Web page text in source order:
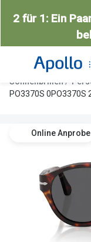
zum2 für 1: Ein
Alle Brillen
Damen
Herren
Gleitsicht
Selbsttönende
Lesebrillen
Weitere Kategorien
Sonnenbrillen
PO3370S 0PO3370S
Online Anprobe